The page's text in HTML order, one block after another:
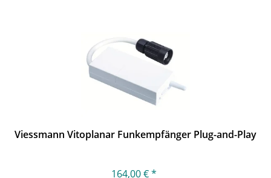
Viessmann Vitoplanar Funkempfänger Plug-and-Play
164,00 € *